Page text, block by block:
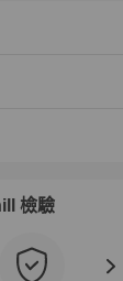
檢驗